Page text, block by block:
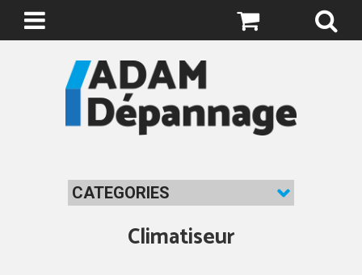
CATEGORIES
Climatiseur